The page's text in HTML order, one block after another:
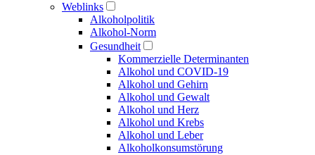
Weblinks
Alkoholpolitik
Alkohol-Norm
Gesundheit
Kommerzielle Determinanten
Alkohol und COVID-19
Alkohol und Gehirn
Alkohol und Gewalt
Alkohol und Herz
Alkohol und Krebs
Alkohol und Leber
Alkoholkonsumstörung